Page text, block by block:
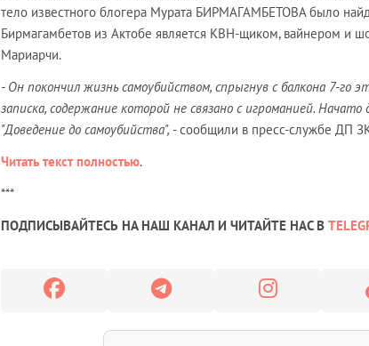
тело известного блогера Мурата БИРМАГАМБЕТОВА было
Бирмагамбетов из Актобе является КВН-щиком, вайнером и
Мариарчи.
- Он покончил жизнь самоубийством, спрыгнув с балкона 7-
записка, содержание которой не связано с игроманией.
"Доведение до самоубийства", - сообщили в пресс-службе ДП
Читать текст полностью.
***
ПОДПИСЫВАЙТЕСЬ НА НАШ КАНАЛ И ЧИТАЙТЕ НАС В